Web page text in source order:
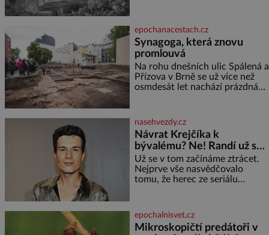
vybudují na území monarchie
třetinu všech tratí, tedy asi
3500 kilometrů! Ohromně na
tom zbohatnou… Podnikavého
ducha zdědí bratři Kleinové po
otci Johannovi (1756–1835),
který má malý statek na
epochanacestach.cz
Synagoga, která znovu
promlouvá
Na rohu dnešních ulic Spálená a
Přízova v Brně se už více než
osmdesát let nachází prázdná
zde stála jedna z největších
synagog v českých zemích –
monumentální stavba, která
byla po desetiletí symbolem
sebevědomé a prosperující
židovské komunity. Brněnská
Velká synagoga byla slavnostně
nasehvezdy.cz
Návrat Krejčíka k
bývalému? Ne! Randí už s
jiným!
Už se v tom začínáme ztrácet.
Nejprve vše nasvědčovalo
tomu, že herec ze seriálu
ředitelem školy Jiřím
Vymětalem (43) vrátí ke svému
bývalému p
epochalnisvet.cz
Mikroskopičtí predátoři v